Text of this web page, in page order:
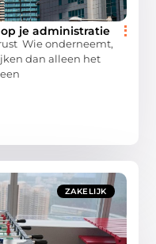
je administratie
Wie onderneemt,
dan alleen het
ZAKELIJK